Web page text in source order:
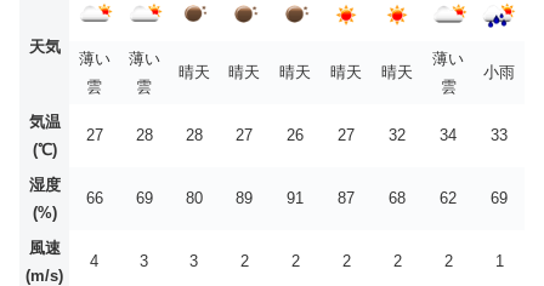
天気
薄い
雲
薄い
雲
晴天 晴天 晴天 晴天 晴天
薄い
雲
小雨
気温
(℃)
27 28 28 27 26 27 32 34 33
湿度
(%)
66 69 80 89 91 87 68 62 69
風速
(m/s)
4 3 3 2 2 2 2 2 1